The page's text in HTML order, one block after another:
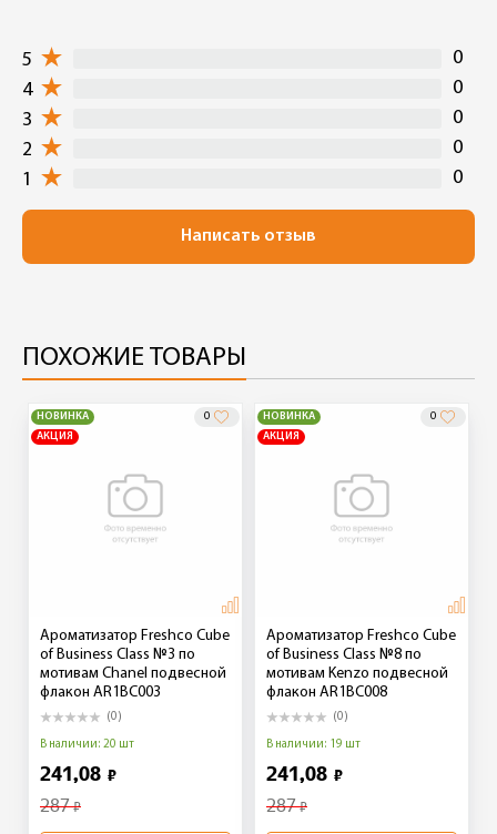
5
0
4
0
3
0
2
0
1
0
Написать отзыв
ПОХОЖИЕ ТОВАРЫ
НОВИНКА
АКЦИЯ
0
Ароматизатор Freshco Cube
of Business Class №3 по
мотивам Chanel подвесной
флакон AR1BC003
(0)
В наличии: 20 шт
241,08 ₽
287₽
НОВИНКА
АКЦИЯ
0
Ароматизатор Freshco Cube
of Business Class №8 по
мотивам Kenzo подвесной
флакон AR1BC008
(0)
В наличии: 19 шт
241,08 ₽
287₽